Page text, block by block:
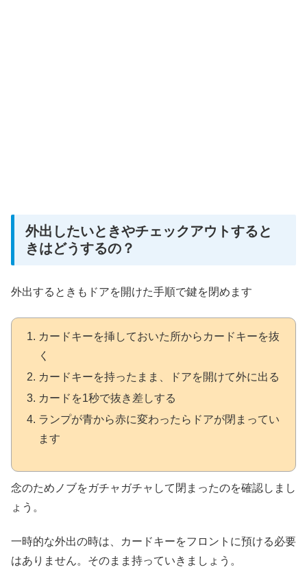
外出したいときやチェックアウトすると
きはどうするの？
外出するときもドアを開けた手順で鍵を閉めます
カードキーを挿しておいた所からカードキーを抜
く
カードキーを持ったまま、ドアを開けて外に出る
カードを1秒で抜き差しする
ランプが青から赤に変わったらドアが閉まってい
ます
念のためノブをガチャガチャして閉まったのを確認しまし
ょう。
一時的な外出の時は、
カードキーをフロントに預ける必要
はありません。 そのまま持っていきましょう。